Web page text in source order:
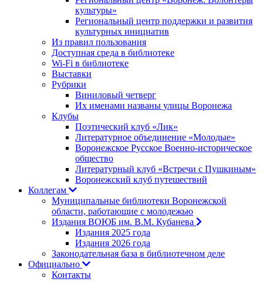
культуры»
Региональный центр поддержки и развития
культурных инициатив
Из правил пользования
Доступная среда в библиотеке
Wi-Fi в библиотеке
Выставки
Рубрики
Виниловый четверг
Их именами названы улицы Воронежа
Клубы
Поэтический клуб «Лик»
Литературное объединение «Молодые»
Воронежское Русское Военно-историческое
общество
Литературный клуб «Встречи с Пушкиным»
Воронежский клуб путешествий
Коллегам
Муниципальные библиотеки Воронежской
области, работающие с молодежью
Издания ВОЮБ им. В.М. Кубанева
Издания 2025 года
Издания 2026 года
Законодательная база в библиотечном деле
Официально
Контакты